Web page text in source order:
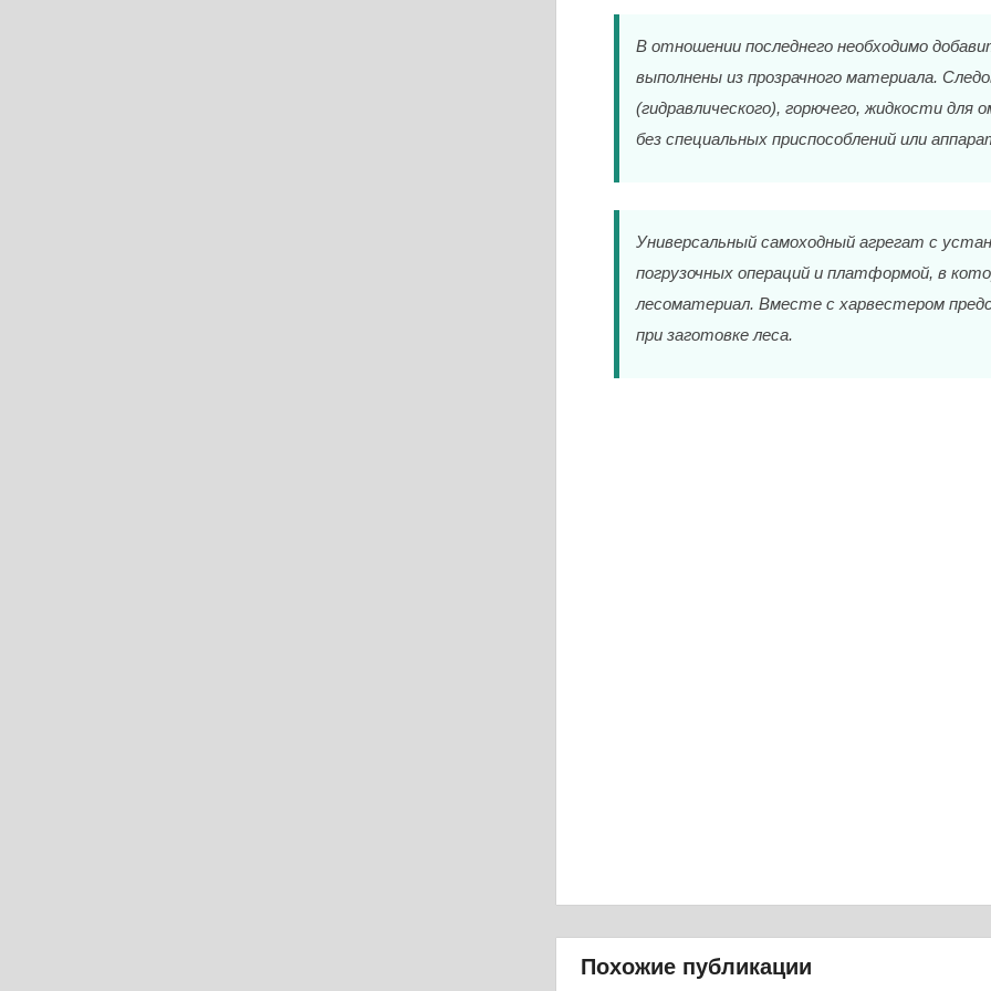
В отношении последнего необходимо
выполнены из прозрачного материала.
(гидравлического), горючего, жидкости
без специальных приспособлений или
Универсальный самоходный агрегат с
погрузочных операций и платформой, в
лесоматериал. Вместе с харвестером
при заготовке леса.
Похожие публикации